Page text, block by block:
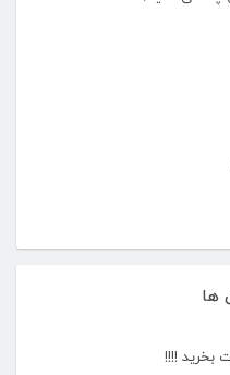
ها